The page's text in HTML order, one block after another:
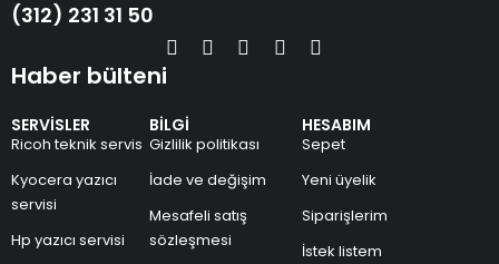
(312) 231 31 50
SERVİSLER
Ricoh teknik servis
Kyocera yazıcı
servisi
Hp yazıcı servisi
BİLGİ
Gizlilik politikası
İade ve değişim
Mesafeli satış
sözleşmesi
HESABIM
Sepet
Yeni üyelik
Siparişlerim
İstek listem
Haber bülteni